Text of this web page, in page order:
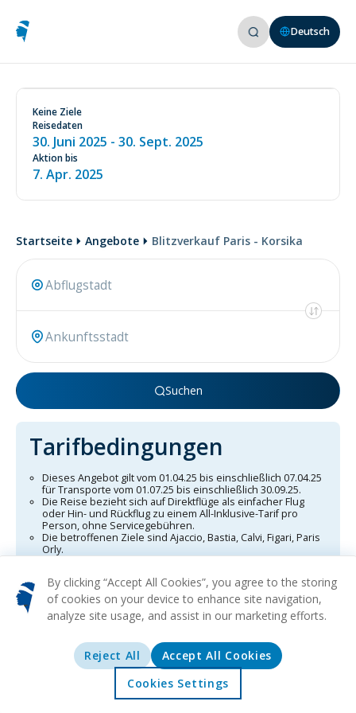
Angebote Erkunden
Deutsch
Keine Ziele
Reisedaten
30. Juni 2025 - 30. Sept. 2025
Aktion bis
7. Apr. 2025
Startseite Angebote Blitzverkauf Paris - Korsika
Suchen
Tarifbedingungen
Dieses Angebot gilt vom 01.04.25 bis einschließlich 07.04.25
für Transporte vom 01.07.25 bis einschließlich 30.09.25.
Die Reise bezieht sich auf Direktflüge als einfacher Flug
oder Hin- und Rückflug zu einem All-Inklusive-Tarif pro
Person, ohne Servicegebühren.
Die betroffenen Ziele sind Ajaccio, Bastia, Calvi, Figari, Paris
Orly.
Kosten verursachen kann sowie eine Tarifanpassung, falls
der ursprünglich ausgewählte Tarif nicht mehr verfügbar
Profitieren Sie ohne zusätzliche Kosten von der Online-
sowie einem Handgepäckstück von maximal 12kg, alles
inklusive im Gepäckfreibetrag pro Person.
Dieses Angebot unterliegt speziellen Bedingungen und ist
abhängig von der Verfügbarkeit der Flüge sowie möglichen
By clicking “Accept All Cookies”, you agree to the storing
of cookies on your device to enhance site navigation,
analyze site usage, and assist in our marketing efforts.
Reject All
Accept All Cookies
Cookies Settings